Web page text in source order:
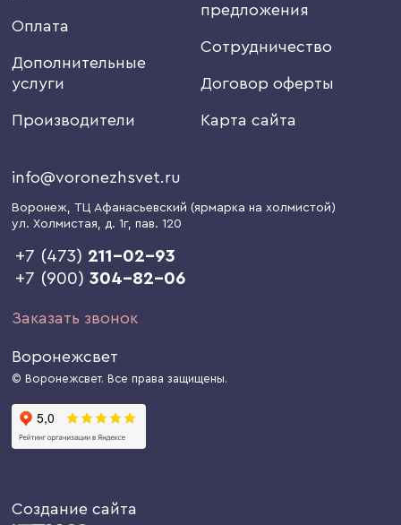
Оплата
Дополнительные
услуги
Производители
предложения
Сотрудничество
Договор оферты
Карта сайта
info@voronezhsvet.ru
Воронеж, ТЦ Афанасьевский (ярмарка на холмистой)
ул. Холмистая, д. 1г, пав. 120
+7 (473) 211-02-93
+7 (900)304-82-06
Заказать звонок
Воронежсвет
© Воронежсвет. Все права защищены.
Создание сайта